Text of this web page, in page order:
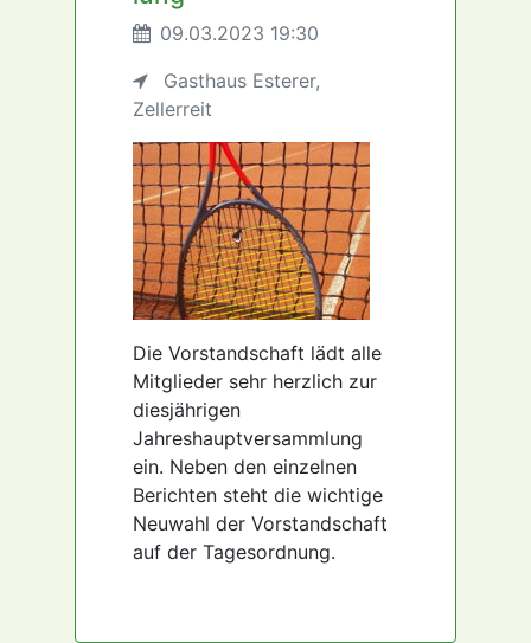
09.03.2023 19:30
Gasthaus Esterer,
Zellerreit
Die Vorstandschaft lädt alle
Mitglieder sehr herzlich zur
diesjährigen
Jahreshauptversammlung
ein. Neben den einzelnen
Berichten steht die wichtige
Neuwahl der Vorstandschaft
auf der Tagesordnung.